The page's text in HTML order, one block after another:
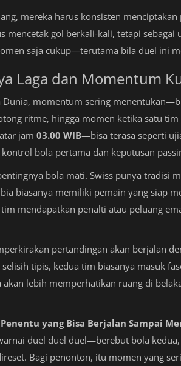
mereka harus konsisten
mencetak gol berkali-kali, tetapi
saja cukup—terutama bila duel ini
Laga dan Momentum
Dunia, momentum sering
ritme, hingga momen ketika satu tim
jam 03.00 WIB—bisa terasa seperti
bola pertama dan keputusan
bola mati. Swiss punya tradisi
biasanya memiliki pemain yang siap
mendapatkan penalti atau peluang
pertandingan akan berjalan
tipis, kedua tim biasanya masuk
akan lebih memperhatikan ruang di
yang Bisa Berjalan Sampai
duel duel duel—berebut bola kedua,
Bagi penonton, itu momen yang